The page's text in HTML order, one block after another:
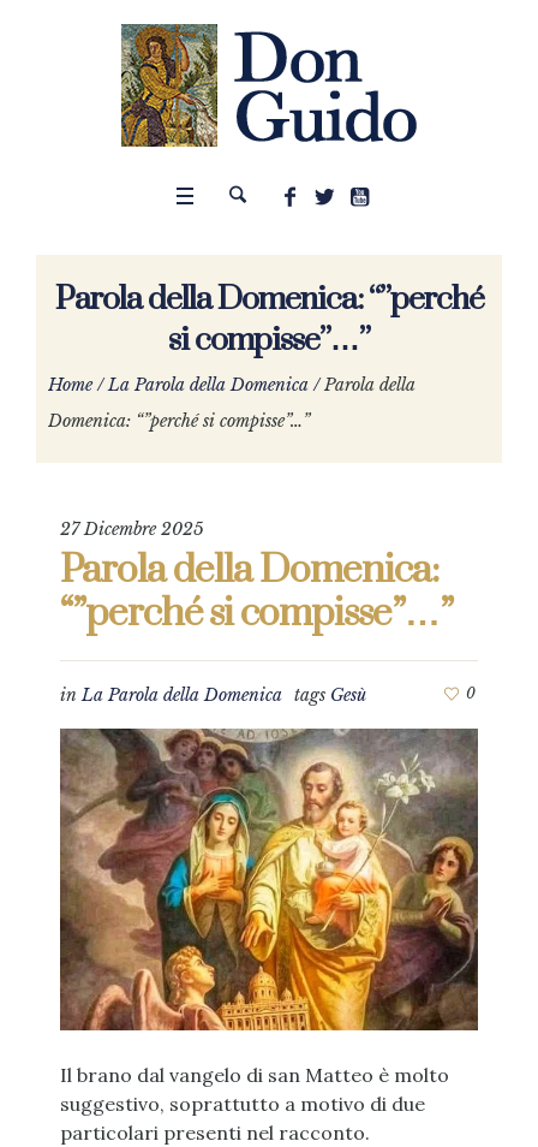
Parola della Domenica: “”perché
si compisse”…”
Home /La Parola della Domenica /Parola della
Domenica: “”perché si compisse”…”
27 Dicembre 2025
Parola della Domenica:
“”perché si compisse”…”
inLa Parola della Domenica tags Gesù 0
Il brano dal vangelo di san Matteo è molto
suggestivo, soprattutto a motivo di due
particolari presenti nel racconto.